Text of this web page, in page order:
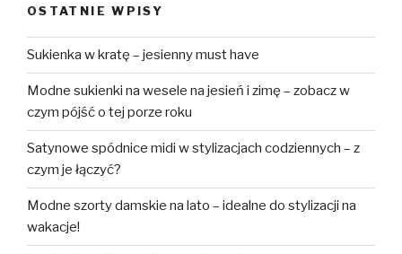
OSTATNIE WPISY
Sukienka w kratę – jesienny must have
Modne sukienki na wesele na jesień i zimę – zobacz w
czym pójść o tej porze roku
Satynowe spódnice midi w stylizacjach codziennych – z
czym je łączyć?
Modne szorty damskie na lato – idealne do stylizacji na
wakacje!